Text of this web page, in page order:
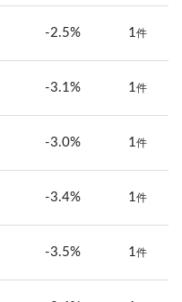
-2.5% 1件
-3.1% 1件
-3.0% 1件
-3.4% 1件
-3.5% 1件